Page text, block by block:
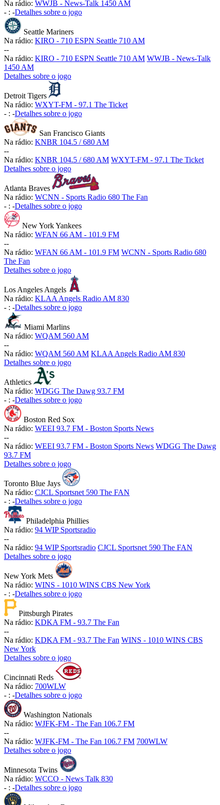
Na rádio: WWJB - News-Talk 1450 AM
- : -Detalhes sobre o jogo
Seattle Mariners
Na rádio: KIRO - 710 ESPN Seattle 710 AM
--
Na rádio: KIRO - 710 ESPN Seattle 710 AM WWJB - News-Talk
1450 AM
Detalhes sobre o jogo
Detroit Tigers
Na rádio: WXYT-FM - 97.1 The Ticket
- : -Detalhes sobre o jogo
San Francisco Giants
Na rádio: KNBR 104.5 / 680 AM
--
Na rádio: KNBR 104.5 / 680 AM WXYT-FM - 97.1 The Ticket
Detalhes sobre o jogo
Atlanta Braves
Na rádio: WCNN - Sports Radio 680 The Fan
- : -Detalhes sobre o jogo
New York Yankees
Na rádio: WFAN 66 AM - 101.9 FM
--
Na rádio: WFAN 66 AM - 101.9 FM WCNN - Sports Radio 680
The Fan
Detalhes sobre o jogo
Los Angeles Angels
Na rádio: KLAA Angels Radio AM 830
- : -Detalhes sobre o jogo
Miami Marlins
Na rádio: WQAM 560 AM
--
Na rádio: WQAM 560 AM KLAA Angels Radio AM 830
Detalhes sobre o jogo
Athletics
Na rádio: WDGG The Dawg 93.7 FM
- : -Detalhes sobre o jogo
Boston Red Sox
Na rádio: WEEI 93.7 FM - Boston Sports News
--
Na rádio: WEEI 93.7 FM - Boston Sports News WDGG The Dawg
93.7 FM
Detalhes sobre o jogo
Toronto Blue Jays
Na rádio: CJCL Sportsnet 590 The FAN
- : -Detalhes sobre o jogo
Philadelphia Phillies
Na rádio: 94 WIP Sportsradio
--
Na rádio: 94 WIP Sportsradio CJCL Sportsnet 590 The FAN
Detalhes sobre o jogo
New York Mets
Na rádio: WINS - 1010 WINS CBS New York
- : -Detalhes sobre o jogo
Pittsburgh Pirates
Na rádio: KDKA FM - 93.7 The Fan
--
Na rádio: KDKA FM - 93.7 The Fan WINS - 1010 WINS CBS
New York
Detalhes sobre o jogo
Cincinnati Reds
Na rádio: 700WLW
- : -Detalhes sobre o jogo
Washington Nationals
Na rádio: WJFK-FM - The Fan 106.7 FM
--
Na rádio: WJFK-FM - The Fan 106.7 FM 700WLW
Detalhes sobre o jogo
Minnesota Twins
Na rádio: WCCO - News Talk 830
- : -Detalhes sobre o jogo